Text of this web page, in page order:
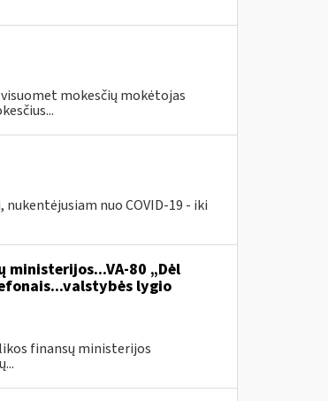
mokesčių mokėtojas
nuo COVID-19 - iki
80 „Dėl
lygio
finansų ministerijos